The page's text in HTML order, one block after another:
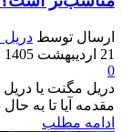
ارسال توسط
21 اردیبهشت 1405
0
دریل مگنت یا
مقدمه آیا تا به
ادامه مطلب